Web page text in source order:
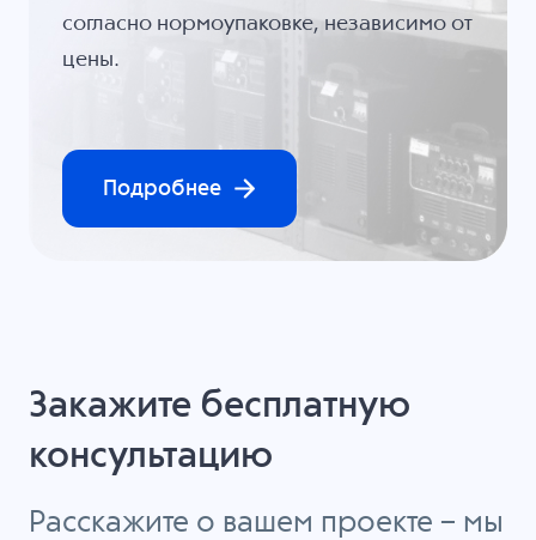
согласно нормоупаковке, независимо от
цены.
Подробнее
Закажите бесплатную
консультацию
Расскажите о вашем проекте – мы